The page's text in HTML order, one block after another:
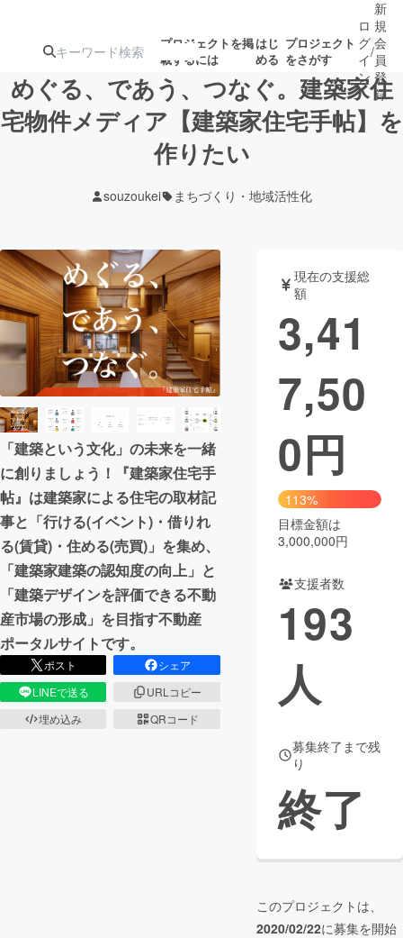
プロジェクトを掲
載するには
はじ
める
プロジェクト
をさがす
注目の新着プロ募集終了が近いプ
テクノロジー・ガジェット
映像・映画 書籍・雑誌
ビジネス・起業 チャレンジ
まちづくり・地域活性化
CAMPFIRE for Social Good
CAMPFIRE Creation
CAMPFIREふるさと納税machi-ya コミュニティ
ロ
グ
イ
ン
/
新
規
会
員
登
録
めぐる、であう、つなぐ。建築家住
宅物件メディア【建築家住宅手帖】を
作りたい
souzoukei まちづくり・地域活性化
「建築という文化」の未来を一緒
に創りましょう！『建築家住宅手
帖』は建築家による住宅の取材記
事と「行ける(イベント)・借りれ
る(賃貸)・住める(売買)」を集め、
「建築家建築の認知度の向上」と
「建築デザインを評価できる不動
産市場の形成」を目指す不動産
ポータルサイトです。
ポスト
シェア
LINEで送る
URLコピー
埋め込み
QRコード
現在の支援総
額
3,41
7,50
0円
113%
目標金額は
3,000,000円
支援者数
193
人
募集終了まで残
り
終了
このプロジェクトは、
2020/02/22に募集を開始